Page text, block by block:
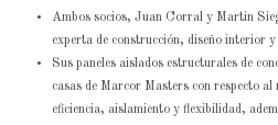
Ambos socios, Juan Corral y Martin
experta de construcción, diseño interior y
Sus paneles aislados estructurales de
casas de Marcor Masters con respecto
eficiencia, aislamiento y flexibilidad,